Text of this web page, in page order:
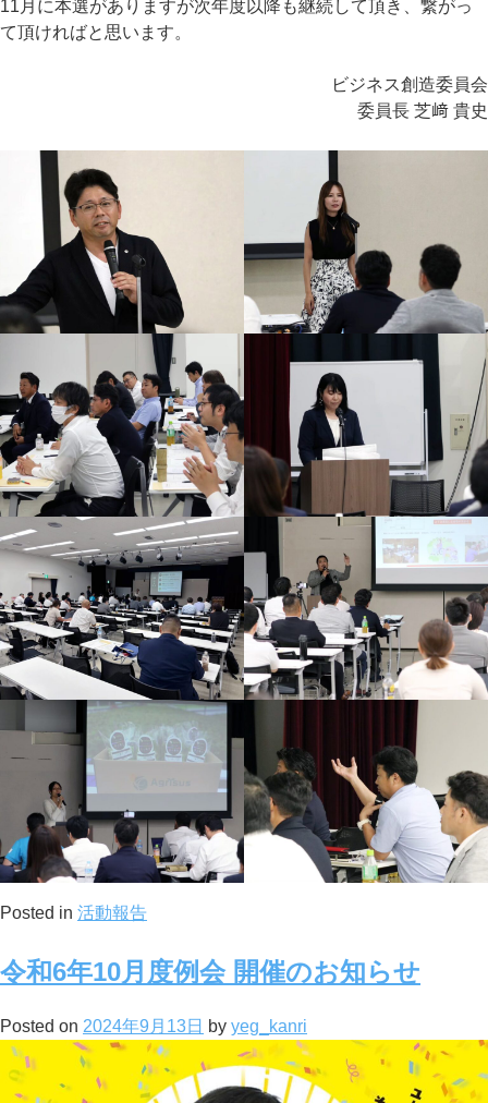
11月に本選がありますが次年度以降も継続して頂き、繋がっ
て頂ければと思います。
ビジネス創造委員会
委員長 芝﨑 貴史
Posted in 活動報告
令和6年10月度例会 開催のお知らせ
Posted on 2024年9月13日 by yeg_kanri